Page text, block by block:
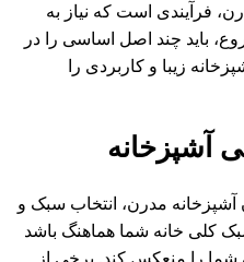
فرآیندی است که نیاز به
باید چند اصل اساسی را در
زیبا و کاربردی را
آشپزخانه
مدرن، انتخاب سبک و
کلی خانه شما هماهنگ باشد